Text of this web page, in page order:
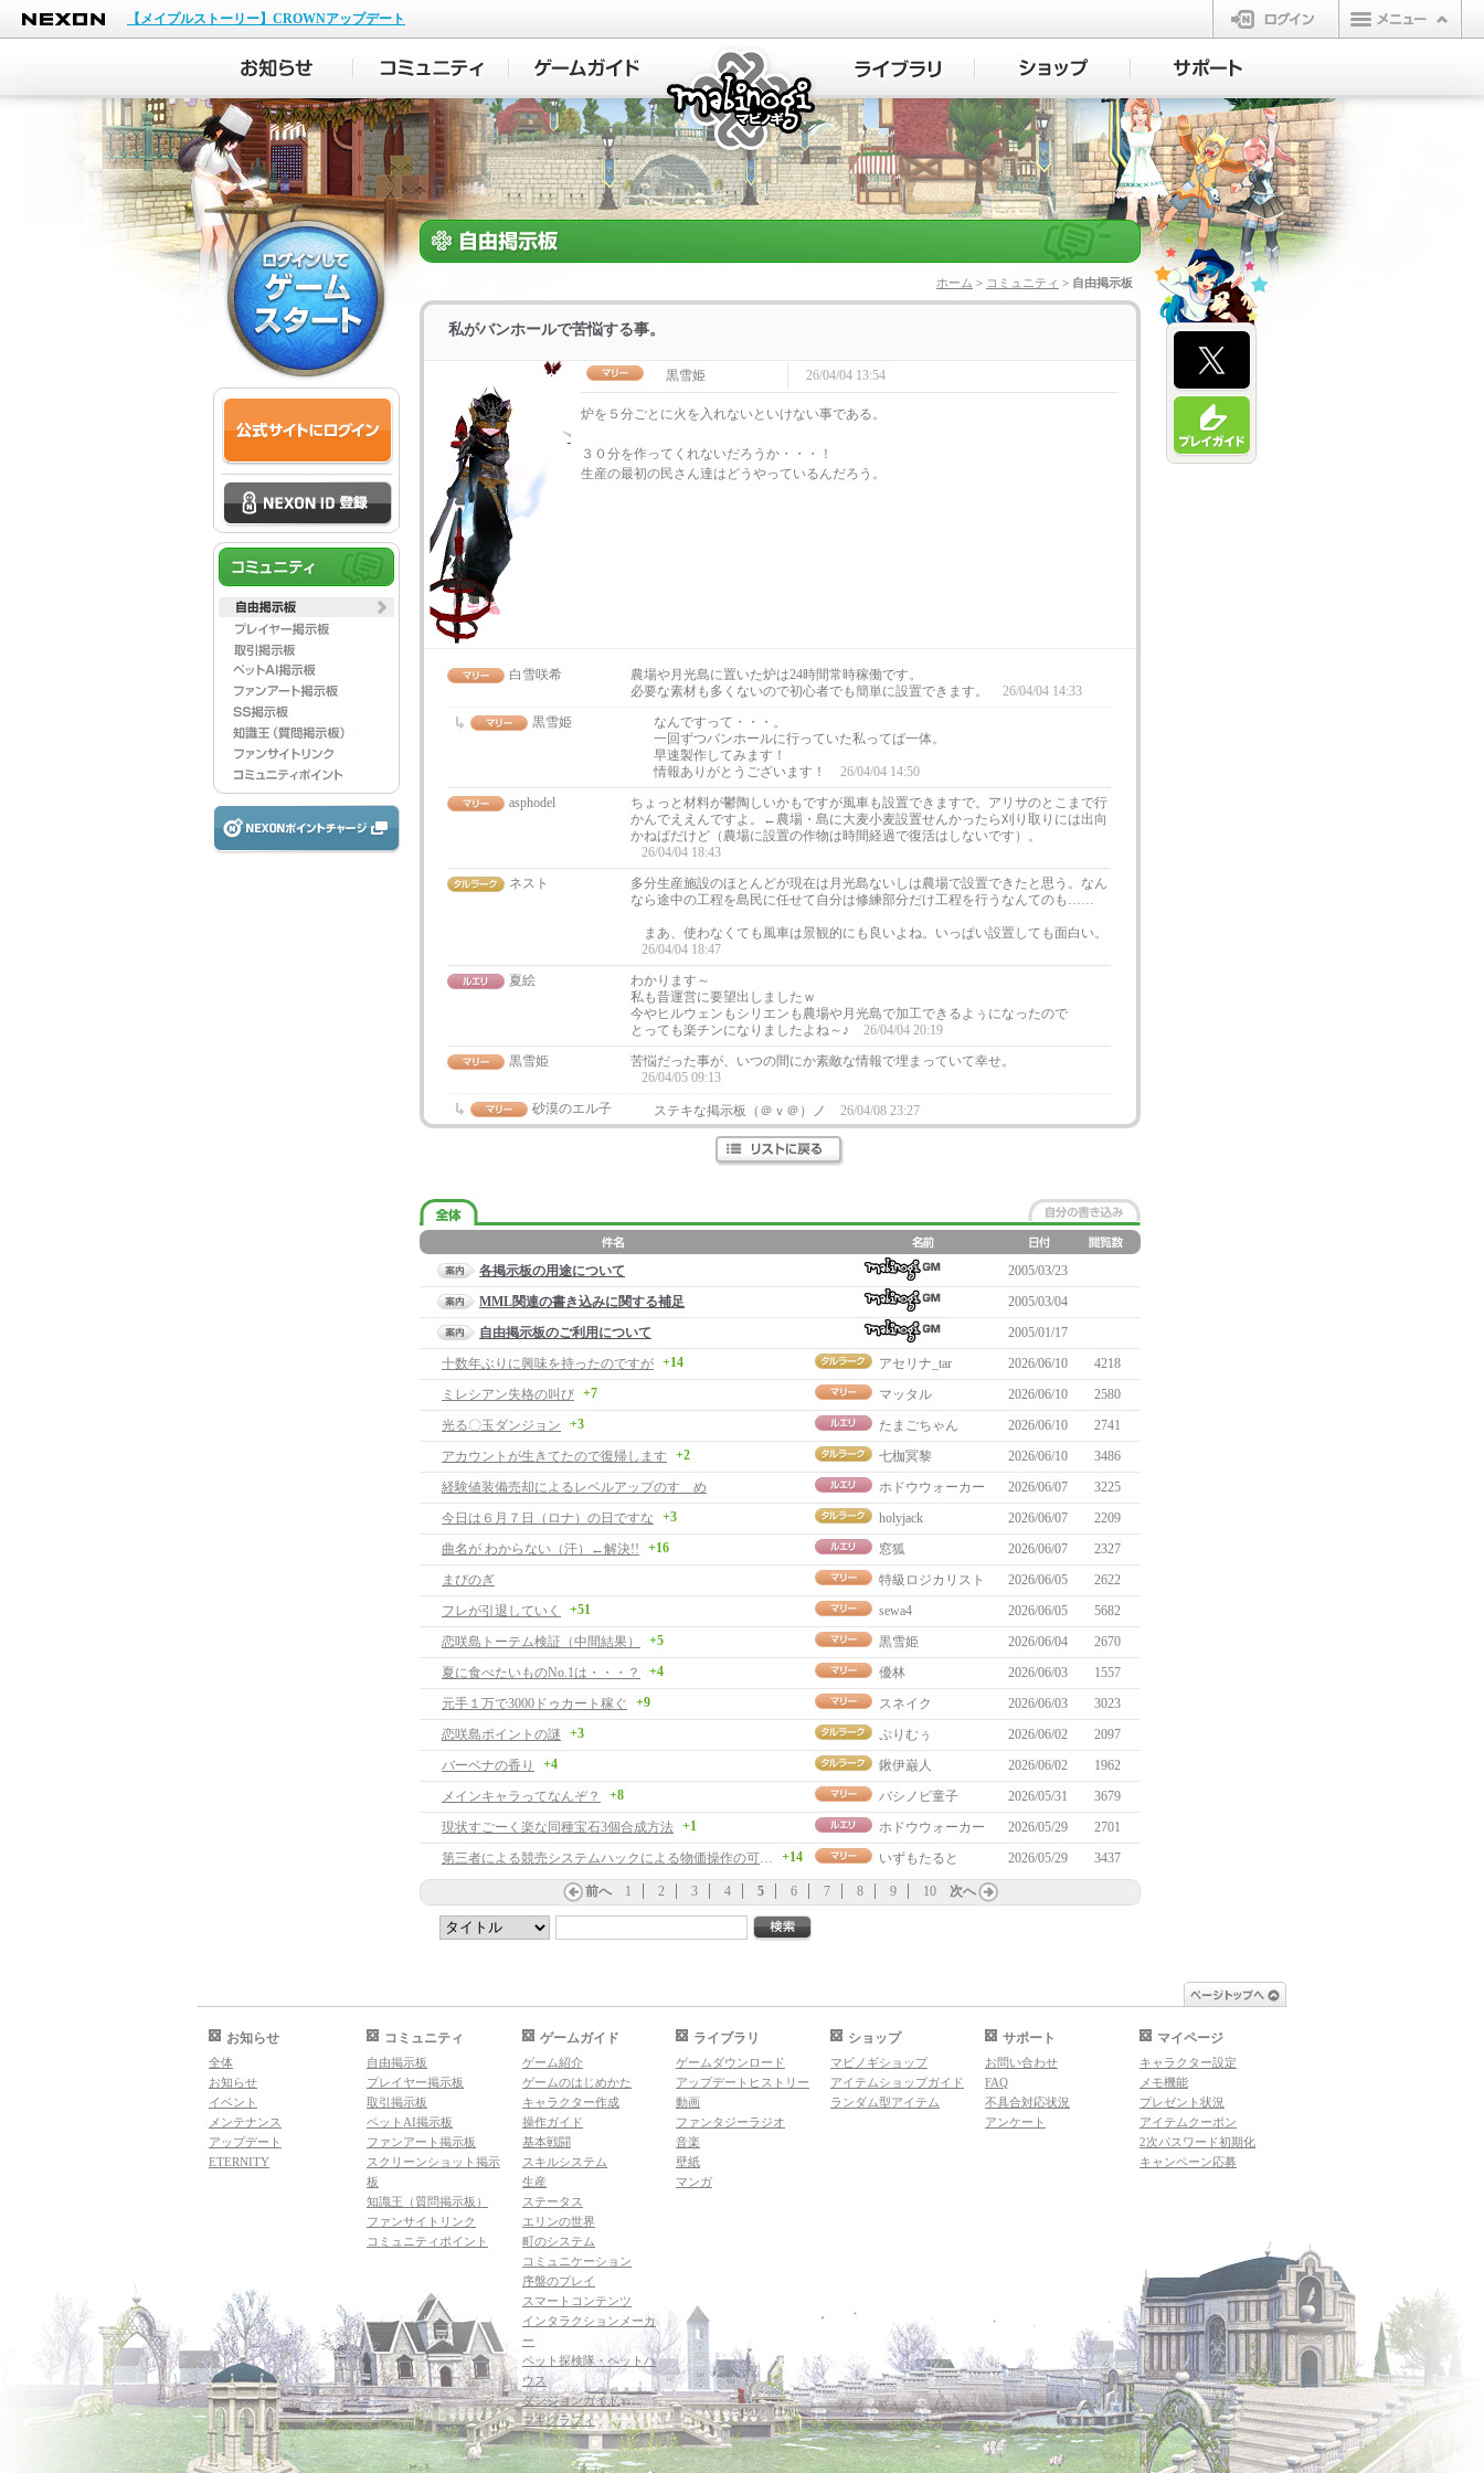
NEXON
【メイプルストーリー】CROWNアップデート
ログイン
マビノギ
ホーム > コミュニティ > 自由掲示板
私がバンホールで苦悩する事。
黒雪姫 26/04/04 13:54
炉を５分ごとに火を入れないといけない事である。
３０分を作ってくれないだろうか・・・！
生産の最初の民さん達はどうやっているんだろう。
白雪咲希
農場や月光島に置いた炉は24時間常時稼働です。
必要な素材も多くないので初心者でも簡単に設置できます。
26/04/04 14:33
黒雪姫
なんですって・・・。
一回ずつバンホールに行っていた私ってば一体。
早速製作してみます！
情報ありがとうございます！
26/04/04 14:50
asphodel
ちょっと材料が鬱陶しいかもですが風車も設置できますで。アリサのとこまで行
かんでええんですよ。←農場・島に大麦小麦設置せんかったら刈り取りには出向
かねばだけど（農場に設置の作物は時間経過で復活はしないです）。
26/04/04 18:43
ネスト
多分生産施設のほとんどが現在は月光島ないしは農場で設置できたと思う。なん
なら途中の工程を島民に任せて自分は修練部分だけ工程を行うなんてのも……
まあ、使わなくても風車は景観的にも良いよね。いっぱい設置しても面白い。
26/04/04 18:47
夏絵
わかります～
私も昔運営に要望出しましたｗ
今やヒルウェンもシリエンも農場や月光島で加工できるよぅになったので
とっても楽チンになりましたよね～♪
26/04/04 20:19
黒雪姫
苦悩だった事が、いつの間にか素敵な情報で埋まっていて幸せ。
26/04/05 09:13
砂漠のエル子
ステキな掲示板（＠ｖ＠）ノ 26/04/08 23:27
各掲示板の用途について
2005/03/23
MML関連の書き込みに関する補足
2005/03/04
自由掲示板のご利用について
2005/01/17
十数年ぶりに興味を持ったのですが +14 アセリナ_tar 2026/06/10
4218
ミレシアン失格の叫び +7 マッタル 2026/06/10
2580
光る〇玉ダンジョン
+3 たまごちゃん 2026/06/10
2741
アカウントが生きてたので復帰します
+2 七枷冥黎 2026/06/10
3486
経験値装備売却によるレベルアップのすゝめ
ホドウウォーカー 2026/06/07
3225
今日は６月７日（ロナ）の日ですな
+3 holyjack 2026/06/07
2209
曲名が わからない（汗）←解決!!
+16 窓狐 2026/06/07
2327
まびのぎ
特級ロジカリスト 2026/06/05
2622
フレが引退していく
+51 sewa4 2026/06/05
5682
恋咲島トーテム検証（中間結果）
+5 黒雪姫 2026/06/04
2670
夏に食べたいものNo.1は・・・？
+4 優林 2026/06/03
1557
元手１万で3000ドゥカート稼ぐ
+9 スネイク 2026/06/03
3023
恋咲島ポイントの謎
+3 ぷりむぅ 2026/06/02
2097
バーベナの香り
+4 鍬伊巌人 2026/06/02
1962
メインキャラってなんぞ？
+8 バシノビ童子 2026/05/31
3679
現状すごーく楽な同種宝石3個合成方法 +1 ホドウウォーカー 2026/05/29
2701
第三者による競売システムハックによる物価操作の可能性
+14 いずもたると 2026/05/29 3437
前へ 1 2 3 4 5 6 7 8 9 10 次へ
お知らせ
全体
お知らせ
イベント
メンテナンス
アップデート
ETERNITY
コミュニティ
自由掲示板
プレイヤー掲示板
取引掲示板
ペットAI掲示板
ファンアート掲示板
スクリーンショット掲示
板
知識王（質問掲示板）
ファンサイトリンク
コミュニティポイント
ゲームガイド
ゲーム紹介
ゲームのはじめかた
キャラクター作成
操作ガイド
基本戦闘
スキルシステム
生産
ステータス
エリンの世界
町のシステム
コミュニケーション
序盤のプレイ
スマートコンテンツ
インタラクションメーカ
ー
ペット探検隊・ペットハ
ウス
ダンジョンガイド
マギグラフィ
ライブラリ
ゲームダウンロード
アップデートヒストリー
動画
ファンタジーラジオ
音楽
壁紙
マンガ
ショップ
マビノギショップ
アイテムショップガイド
ランダム型アイテム
サポート
お問い合わせ
FAQ
不具合対応状況
アンケート
マイページ
キャラクター設定
メモ機能
プレゼント状況
アイテムクーポン
2次パスワード初期化
キャンペーン応募